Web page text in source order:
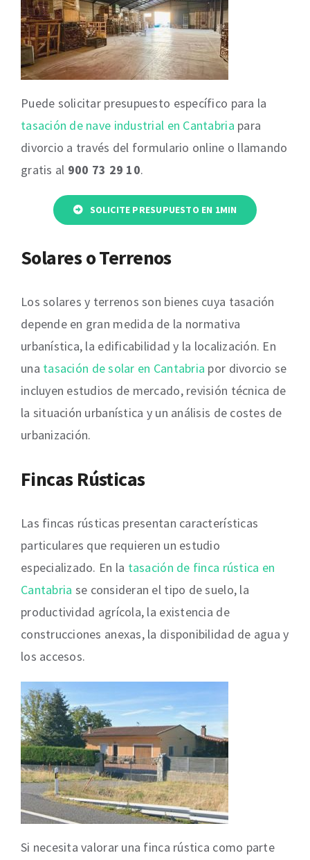
Puede solicitar presupuesto específico para la
tasación de nave industrial en Cantabria para
divorcio a través del formulario online o llamando
gratis al 900 73 29 10.
SOLICITE PRESUPUESTO EN 1MIN
Solares o Terrenos
Los solares y terrenos son bienes cuya tasación
depende en gran medida de la normativa
urbanística, la edificabilidad y la localización. En
una tasación de solar en Cantabria por divorcio se
incluyen estudios de mercado, revisión técnica de
la situación urbanística y un análisis de costes de
urbanización.
Fincas Rústicas
Las fincas rústicas presentan características
particulares que requieren un estudio
especializado. En la tasación de finca rústica en
Cantabria se consideran el tipo de suelo, la
productividad agrícola, la existencia de
construcciones anexas, la disponibilidad de agua y
los accesos.
Si necesita valorar una finca rústica como parte